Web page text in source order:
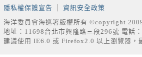
隱私權保護宣告
資訊安全政策
海洋委員會海巡署版權所有 ©copyright
地址：11698台北市興隆路三段296號 電話
建議使用 IE6.0 或 Firefox2.0 以上瀏覽器，